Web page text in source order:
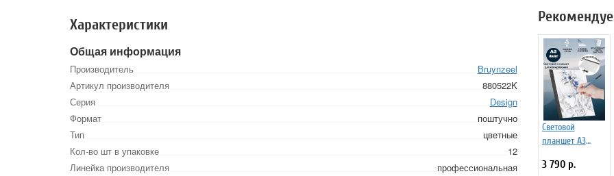
Характеристики
Общая информация
Производитель
Bruynzeel
Артикул производителя
880522K
Серия
Design
Формат
поштучно
Тип
цветные
Кол-во шт в упаковке
12
Линейка производителя
профессиональная
Световой
планшет А3
3 790 р.